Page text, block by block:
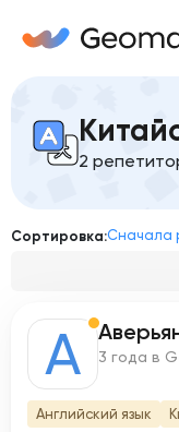
2
Сортировка:Сначала
А 3 года в
Английский язык